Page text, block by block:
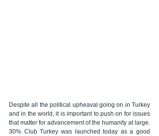
Despite all the political upheaval going on in Turkey
and in the world, it is important to push on for issues
that matter for advancement of the humanity at large.
30% Club Turkey was launched today as a good